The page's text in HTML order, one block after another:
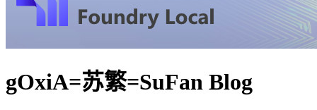
gOxiA=苏繁=SuFan Blog